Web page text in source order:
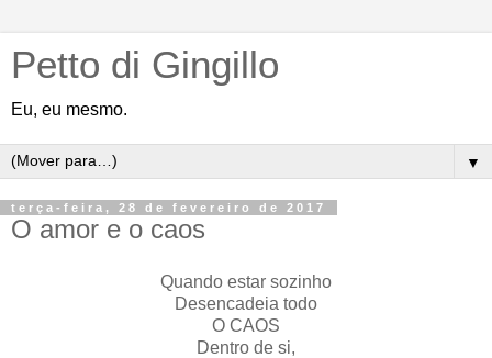
Petto di Gingillo
Eu, eu mesmo.
▼
terça-feira, 28 de fevereiro de 2017
O amor e o caos
Quando estar sozinho
Desencadeia todo
O CAOS
Dentro de si,